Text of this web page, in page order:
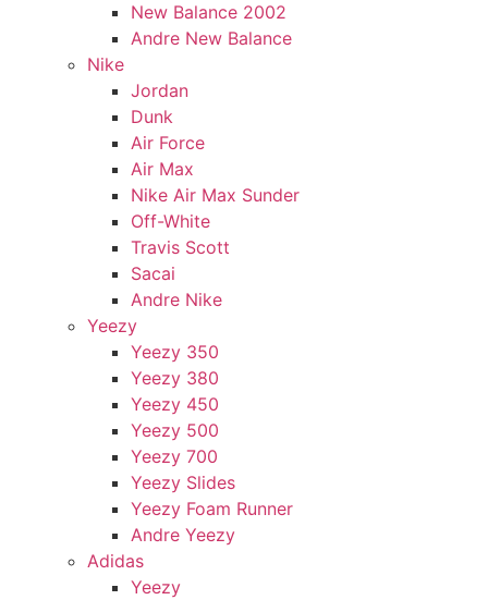
New Balance 2002
Andre New Balance
Nike
Jordan
Dunk
Air Force
Air Max
Nike Air Max Sunder
Off-White
Travis Scott
Sacai
Andre Nike
Yeezy
Yeezy 350
Yeezy 380
Yeezy 450
Yeezy 500
Yeezy 700
Yeezy Slides
Yeezy Foam Runner
Andre Yeezy
Adidas
Yeezy